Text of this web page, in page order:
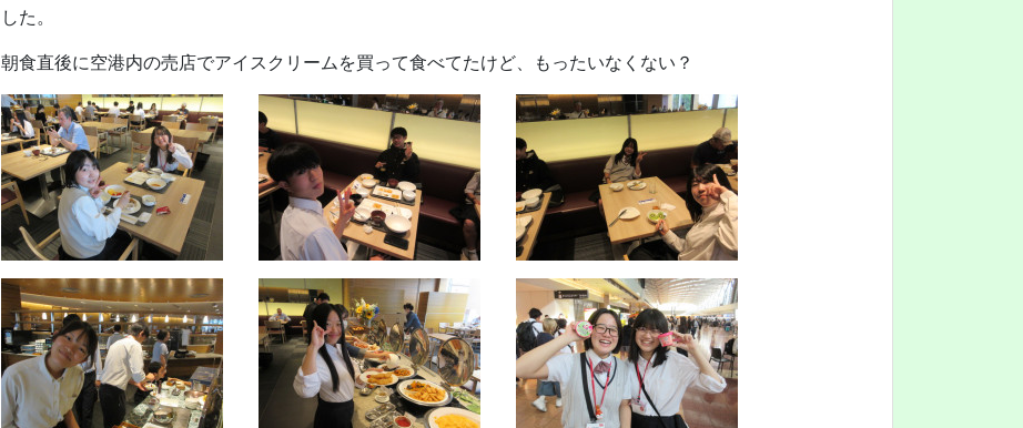
した。
朝食直後に空港内の売店でアイスクリームを買って食べてたけど、もったいなくない？